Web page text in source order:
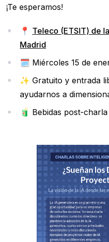
¡Te esperamos!
📍 Teleco (ETSIT) de
Madrid
🗓️ Miércoles 15 de
✨ Gratuito y entrada
ayudarnos a
🧃 Bebidas post-